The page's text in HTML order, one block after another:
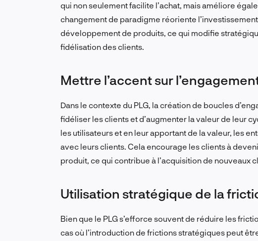
qui non seulement facilite l’achat, mais améliore
changement de paradigme réoriente
développement de produits, ce qui modifie
fidélisation des clients.
Mettre l’accent sur
Dans le contexte du PLG, la création de boucles
fidéliser les clients et d’augmenter la valeur de leur
les utilisateurs et en leur apportant de la valeur, les
avec leurs clients. Cela encourage les clients à
produit, ce qui contribue à l’acquisition de nouveaux
Utilisation stratégique de la
Bien que le PLG s’efforce souvent de réduire les
cas où l’introduction de frictions stratégiques peut